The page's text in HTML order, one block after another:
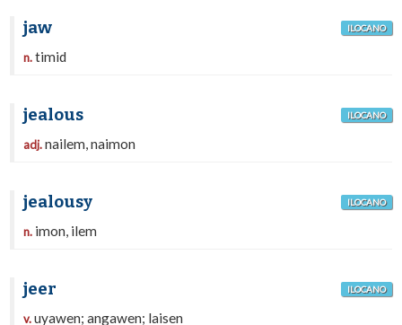
jaw ILOCANO
n.timid
jealous ILOCANO
adj.nailem, naimon
jealousy ILOCANO
n. imon, ilem
jeer ILOCANO
v.uyawen; angawen; laisen